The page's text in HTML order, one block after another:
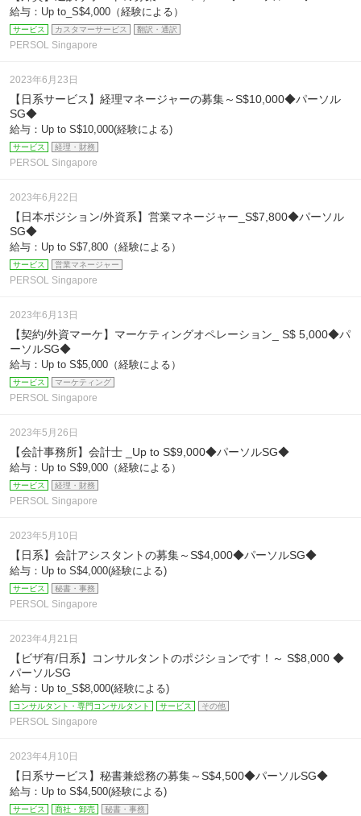
給与：Up to_S$4,000（経験による）
サービス カスタマーサービス 翻訳・通訳
PERSOL Singapore
【日系サービス】経理マネージャーの募集～S$10,000◆パーソル
SG◆
給与：Up to S$10,000(経験による)
サービス 経理・財務
2023年6月23日
PERSOL Singapore
【日本ポジション/外資系】営業マネージャー_S$7,800◆パーソル
SG◆
給与：Up to S$7,800（経験による）
サービス 営業マネージャー
2023年6月22日
PERSOL Singapore
【契約/外資マーケ】マーケティングオペレーション_ S$ 5,000◆パ
ーソルSG◆
給与：Up to S$5,000（経験による）
サービス マーケティング
2023年6月13日
PERSOL Singapore
【会計事務所】会計士 _Up to S$9,000◆パーソルSG◆
給与：Up to S$9,000（経験による）
サービス 経理・財務
2023年5月26日
PERSOL Singapore
【日系】会計アシスタントの募集～S$4,000◆パーソルSG◆
給与：Up to S$4,000(経験による)
サービス 秘書・事務
2023年5月10日
PERSOL Singapore
【ビザ有/日系】コンサルタントのポジションです！～ S$8,000 ◆
パーソルSG
給与：Up to_S$8,000(経験による)
コンサルタント・専門コンサルタント サービス その他
2023年4月21日
PERSOL Singapore
【日系サービス】秘書兼総務の募集～S$4,500◆パーソルSG◆
給与：Up to S$4,500(経験による)
サービス 商社・卸売 秘書・事務
2023年4月10日